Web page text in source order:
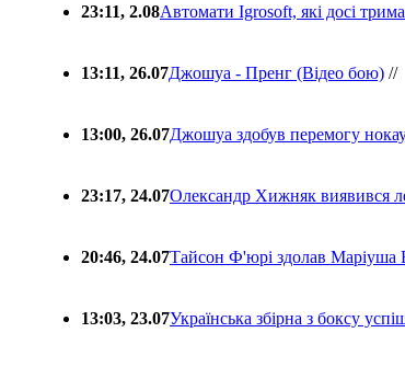
23:11, 2.08Автомати Igrosoft, які досі
13:11, 26.07Джошуа - Пренг (Відео бою) //
13:00, 26.07Джошуа здобув перемогу
23:17, 24.07Олександр Хижняк виявився
20:46, 24.07Тайсон Ф'юрі здолав Маріуша
13:03, 23.07Українська збірна з боксу